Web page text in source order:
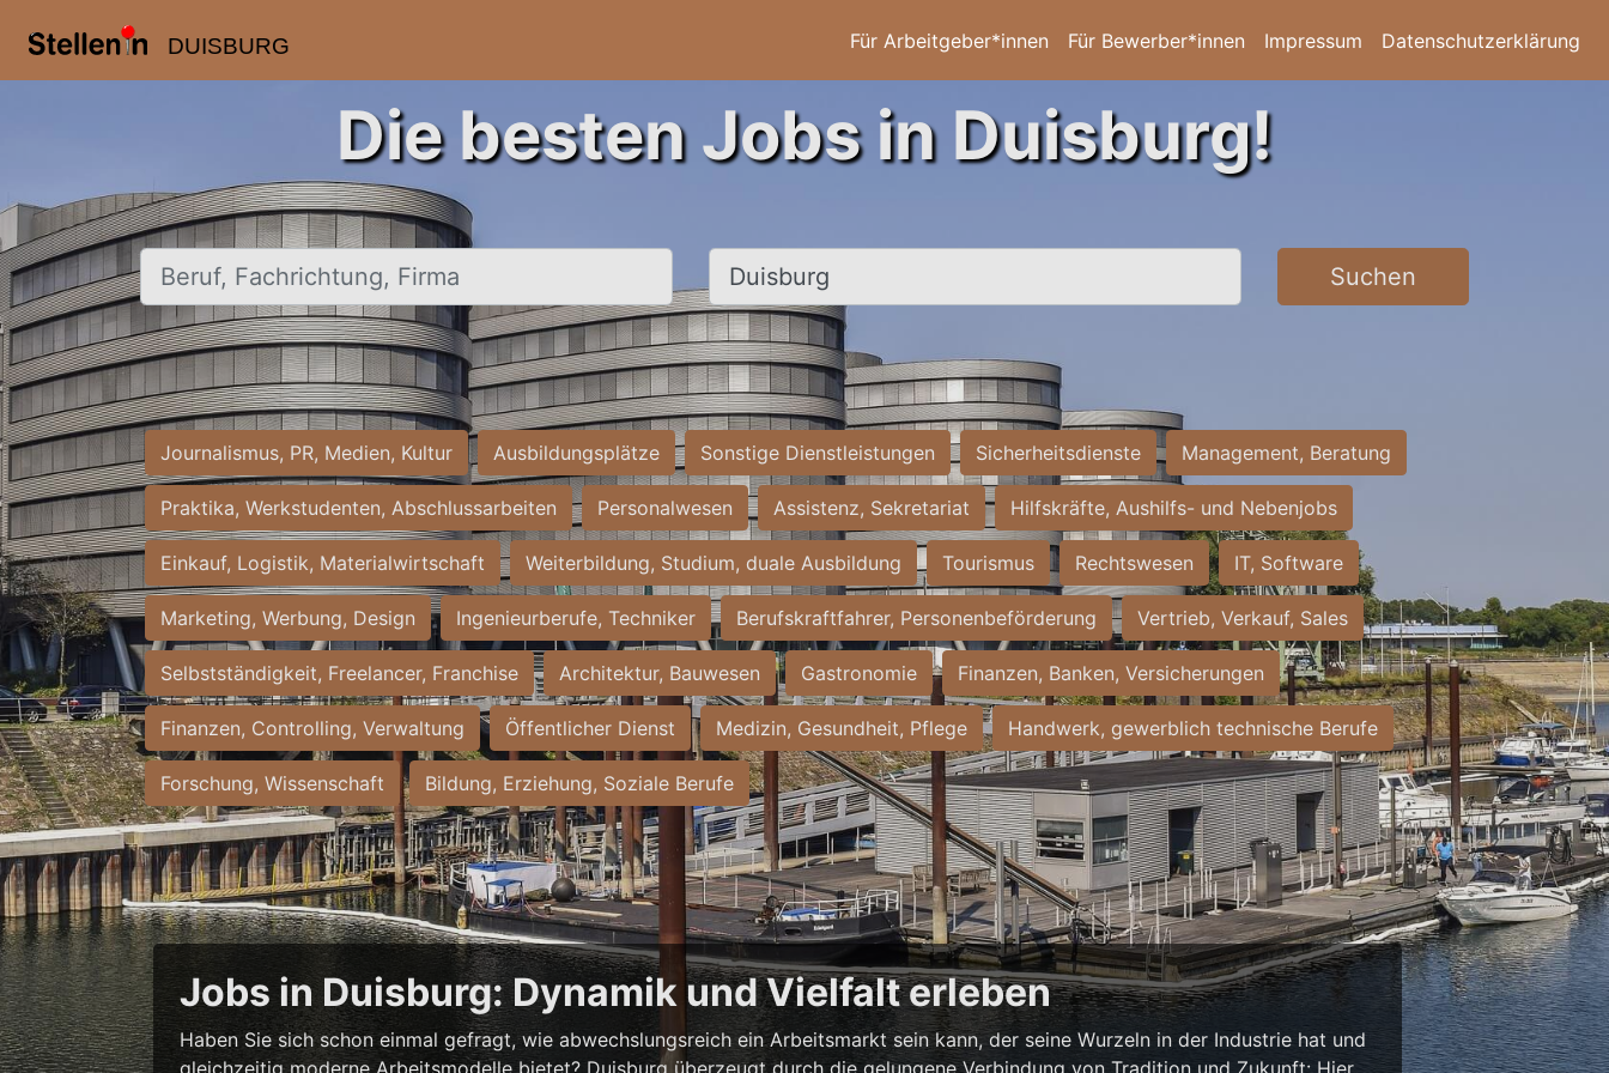
DUISBURG Für Arbeitgeber*innen Für Bewerber*innen Impressum Datenschutzerklärung
Die besten Jobs in Duisburg!
Beruf, Fachrichtung, Firma Ort, Stadt Suchen
Journalismus, PR, Medien, Kultur Ausbildungsplätze Sonstige Dienstleistungen Sicherheitsdienste Management, Beratung
Praktika, Werkstudenten, Abschlussarbeiten Personalwesen Assistenz, Sekretariat Hilfskräfte, Aushilfs- und Nebenjobs
Einkauf, Logistik, Materialwirtschaft Weiterbildung, Studium, duale Ausbildung Tourismus Rechtswesen IT, Software
Marketing, Werbung, Design Ingenieurberufe, Techniker Berufskraftfahrer, Personenbeförderung Vertrieb, Verkauf, Sales
Selbstständigkeit, Freelancer, Franchise Architektur, Bauwesen Gastronomie Finanzen, Banken, Versicherungen
Finanzen, Controlling, Verwaltung Öffentlicher Dienst Medizin, Gesundheit, Pflege Handwerk, gewerblich technische Berufe
Forschung, Wissenschaft Bildung, Erziehung, Soziale Berufe
Jobs in Duisburg: Dynamik und Vielfalt erleben
Haben Sie sich schon einmal gefragt, wie abwechslungsreich ein Arbeitsmarkt sein kann, der seine Wurzeln in der Industrie hat und